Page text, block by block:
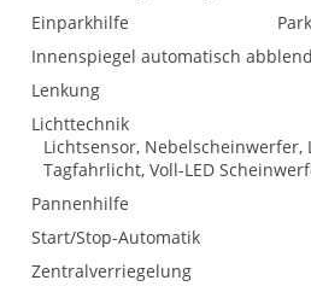
Einparkhilfe
Innenspiegel automatisch
Lenkung
Lichttechnik
Lichtsensor, Nebelscheinwerfer,
Tagfahrlicht, Voll-LED
Pannenhilfe
Start/Stop-Automatik
Zentralverriegelung